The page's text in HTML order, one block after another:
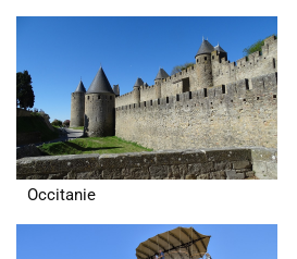
Occitanie